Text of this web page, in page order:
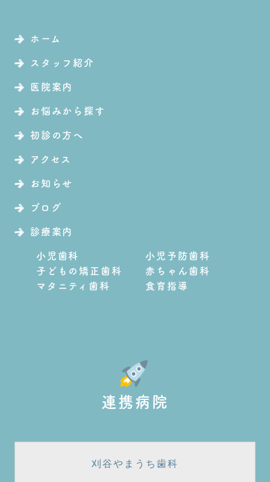
ホーム
スタッフ紹介
医院案内
お悩みから探す
初診の方へ
アクセス
お知らせ
ブログ
診療案内
小児歯科
小児予防歯科
子どもの矯正歯科
赤ちゃん歯科
マタニティ歯科
食育指導
連携病院
刈谷やまうち歯科